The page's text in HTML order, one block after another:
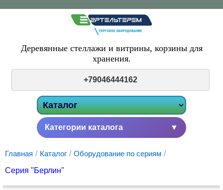
Деревянные стеллажи и витрины, корзины для
хранения.
+79046444162
Категории каталога ▼
Главная / Каталог / Оборудование по сериям /
Серия "Берлин"